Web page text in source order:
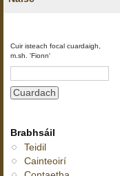
Cuir isteach focal cuardaigh,
m.sh. 'Fionn'
Brabhsáil
Teidil
Cainteoirí